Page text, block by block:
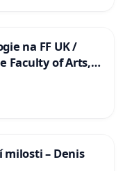
na FF UK /
Faculty of Arts,
– Denis